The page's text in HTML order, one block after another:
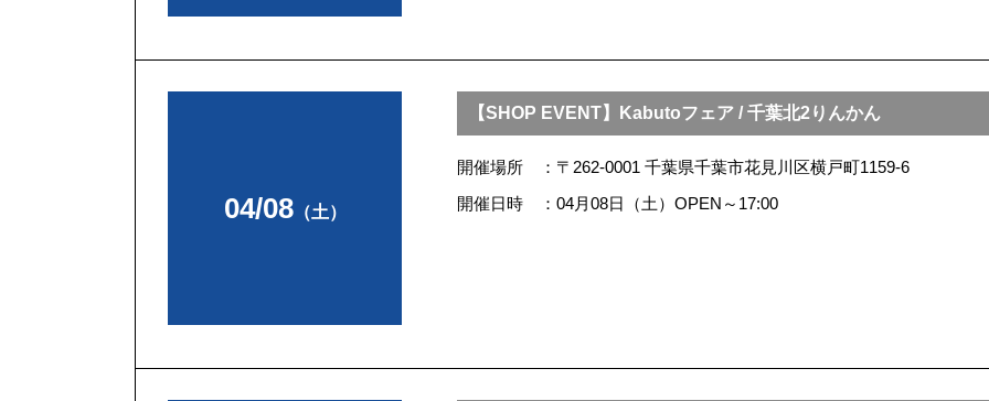
04/08（土）
【SHOP EVENT】Kabutoフェア / 千葉北2りんかん
開催場所
〒262-0001 千葉県千葉市花見川区横戸町1159-6
開催日時
04月08日（土）OPEN～17:00